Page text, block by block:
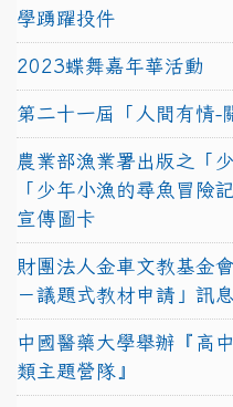
學踴躍投件
2023蝶舞嘉年華活動
第二十一屆「人間有情-
農業部漁業署出版之「
「少年小漁的尋魚冒險
宣傳圖卡
財團法人金車文教基金
－議題式教材申請」訊息
中國醫藥大學舉辦『高
類主題營隊』